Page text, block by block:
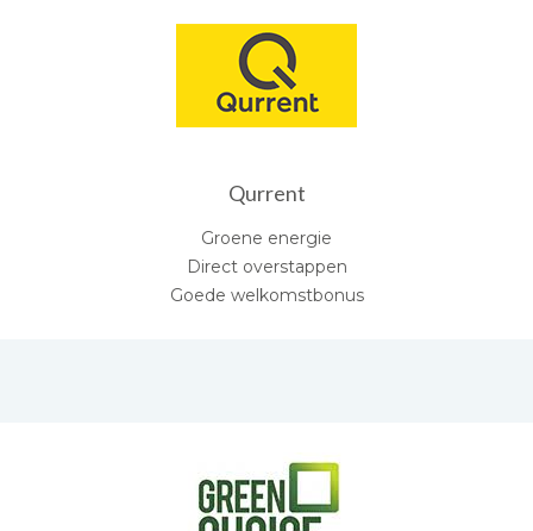
Qurrent
Groene energie
Direct overstappen
Goede welkomstbonus